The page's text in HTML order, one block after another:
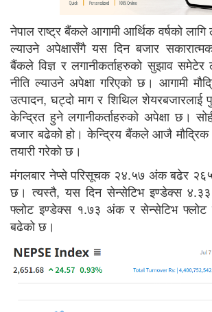
नेपाल राष्ट्र बैंकले आगामी आर्थिक वर्षको लागि
ल्याउने अपेक्षासँगै यस दिन बजार
बैंकले विज्ञ र लगानीकर्ताहरुको सुझाव समेटेर
नीति ल्याउने अपेक्षा गरिएको छ। आगामी
उत्पादन, घट्दो माग र शिथिल शेयरबजारलाई
केन्द्रित हुने लगानीकर्ताहरुको अपेक्षा छ।
बजार बढेको हो। केन्द्रिय बैंकले आजै मौद्रिक
तयारी गरेको छ।
मंगलबार नेप्से परिसूचक २४.५७ अंक बढेर
छ। त्यस्तै, यस दिन सेन्सेटिभ इण्डेक्स
फ्लोट इण्डेक्स १.७३ अंक र सेन्सेटिभ
बढेको छ।